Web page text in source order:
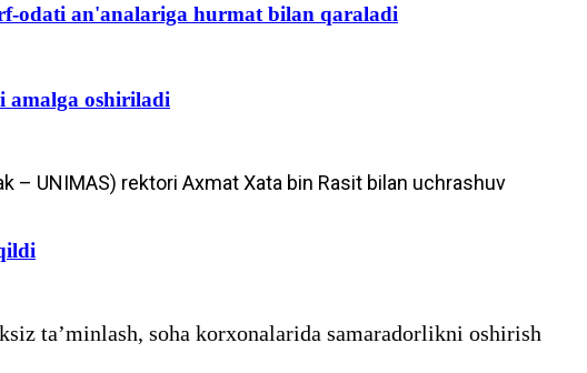
odati an'analariga hurmat bilan qaraladi
amalga oshiriladi
– UNIMAS) rektori Axmat Xata bin Rasit bilan uchrashuv
ta’minlash, soha korxonalarida samaradorlikni oshirish